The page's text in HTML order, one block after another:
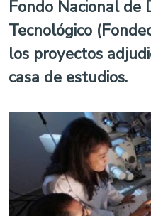
Fondo Nacional de
Tecnológico
los proyectos
casa de estudios.